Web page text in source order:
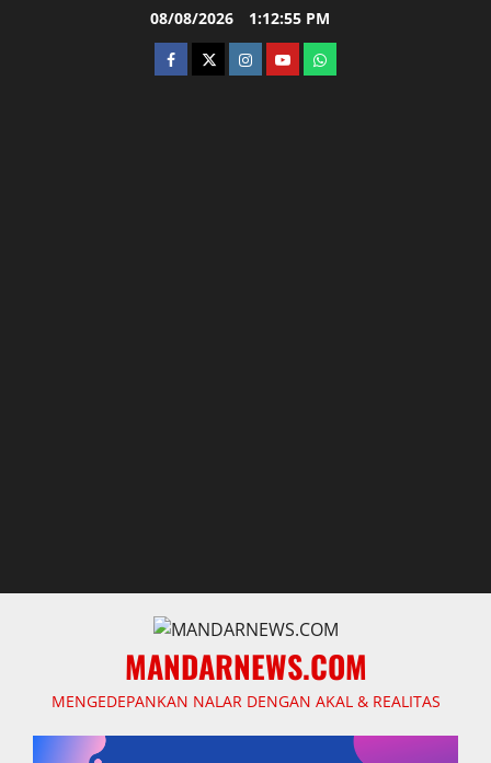
08/08/2026 1:12:56 PM
facebooktwitterinstagram.com
youtubewhatsapp
MANDARNEWS.COM
MENGEDEPANKAN NALAR DENGAN AKAL & REALITAS